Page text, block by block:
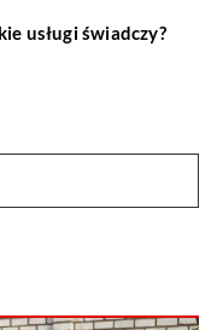
usługi świadczy?